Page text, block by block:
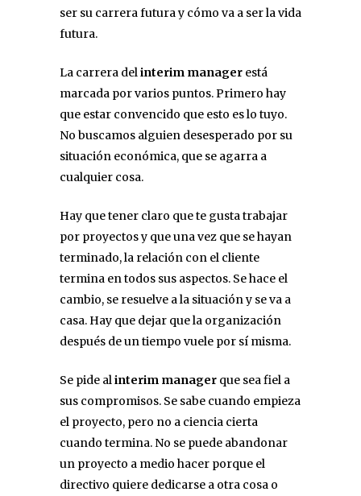
ser su carrera futura y cómo va a ser la vida
futura.
La carrera delinterim manager está
marcada por varios puntos. Primero hay
que estar convencido que esto es lo tuyo.
No buscamos alguien desesperado por su
situación económica, que se agarra a
cualquier cosa.
Hay que tener claro que te gusta trabajar
por proyectos y que una vez que se hayan
terminado, la relación con el cliente
termina en todos sus aspectos. Se hace el
cambio, se resuelve a la situación y se va a
casa. Hay que dejar que la organización
después de un tiempo vuele por sí misma.
Se pide alinterim manager que sea fiel a
sus compromisos. Se sabe cuando empieza
el proyecto, pero no a ciencia cierta
cuando termina. No se puede abandonar
un proyecto a medio hacer porque el
directivo quiere dedicarse a otra cosa o